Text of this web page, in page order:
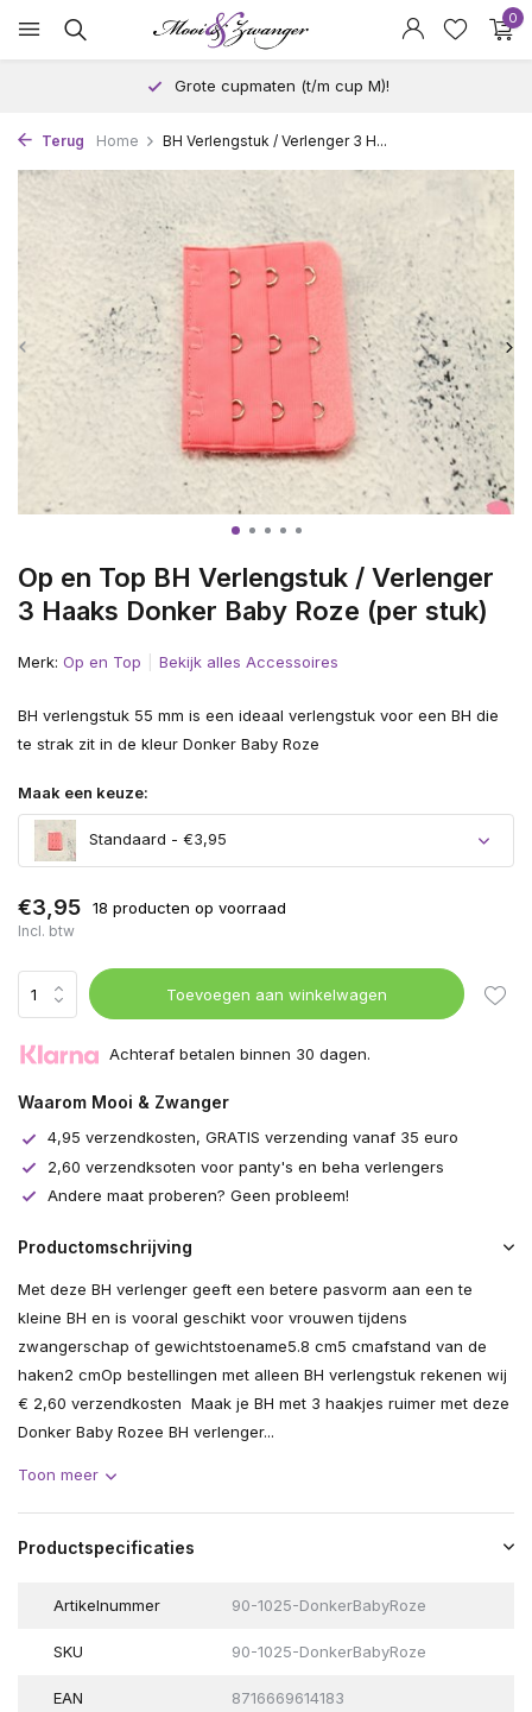
0
Grote cupmaten (t/m cup M)!
Terug Home BH Verlengstuk / Verlenger 3 H...
Op en Top BH Verlengstuk / Verlenger
3 Haaks Donker Baby Roze (per stuk)
Merk: Op en Top Bekijk alles Accessoires
BH verlengstuk 55 mm is een ideaal verlengstuk voor een BH die
te strak zit in de kleur Donker Baby Roze
Maak een keuze:
Standaard - €3,95
€3,95 18 producten op voorraad
Incl. btw
Toevoegen aan winkelwagen
Achteraf betalen binnen 30 dagen.
Waarom Mooi & Zwanger
4,95 verzendkosten, GRATIS verzending vanaf 35 euro
2,60 verzendksoten voor panty's en beha verlengers
Andere maat proberen? Geen probleem!
Productomschrijving
Met deze BH verlenger geeft een betere pasvorm aan een te
kleine BH en is vooral geschikt voor vrouwen tijdens
zwangerschap of gewichtstoename5.8 cm5 cmafstand van de
haken2 cmOp bestellingen met alleen BH verlengstuk rekenen wij
€ 2,60 verzendkosten Maak je BH met 3 haakjes ruimer met deze
Donker Baby Rozee BH verlenger...
Toon meer
Productspecificaties
Artikelnummer 90-1025-DonkerBabyRoze
SKU 90-1025-DonkerBabyRoze
EAN 8716669614183